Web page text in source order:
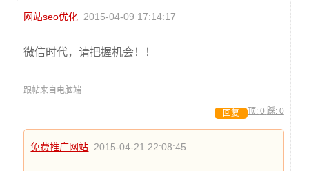
网站seo优化 2015-04-09 17:14:17
微信时代，请把握机会！！
跟帖来自电脑端
顶: 0 踩: 0
回复
免费推广网站 2015-04-21 22:08:45